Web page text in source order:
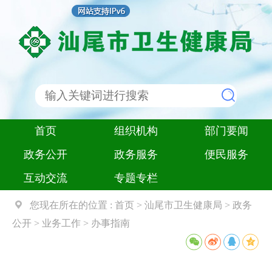
首页 组织机构
部门要闻
政务公开
政务服务
便民服务
互动交流
专题专栏
您现在所在的位置 : 首页 > 汕尾市卫生健康局 > 政务
公开 > 业务工作 > 办事指南